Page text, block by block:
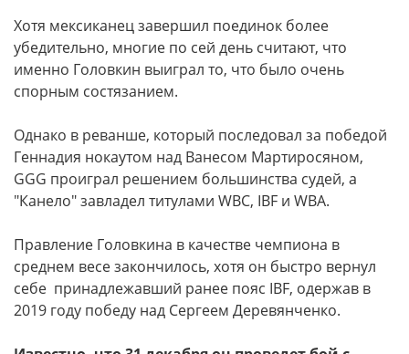
Хотя мексиканец завершил поединок более
убедительно, многие по сей день считают, что
именно Головкин выиграл то, что было очень
спорным состязанием.
Однако в реванше, который последовал за победой
Геннадия нокаутом над Ванесом Мартиросяном,
GGG проиграл решением большинства судей, а
"Канело" завладел титулами WBC, IBF и WBA.
Правление Головкина в качестве чемпиона в
среднем весе закончилось, хотя он быстро вернул
себе принадлежавший ранее пояс IBF, одержав в
2019 году победу над Сергеем Деревянченко.